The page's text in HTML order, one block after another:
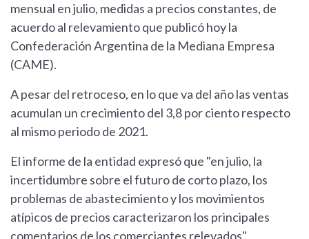
mensual en julio, medidas a precios constantes, de
acuerdo al relevamiento que publicó hoy la
Confederación Argentina de la Mediana Empresa
(CAME).
A pesar del retroceso, en lo que va del año las ventas
acumulan un crecimiento del 3,8 por ciento respecto
al mismo periodo de 2021.
El informe de la entidad expresó que "en julio, la
incertidumbre sobre el futuro de corto plazo, los
problemas de abastecimiento y los movimientos
atípicos de precios caracterizaron los principales
comentarios de los comerciantes relevados",